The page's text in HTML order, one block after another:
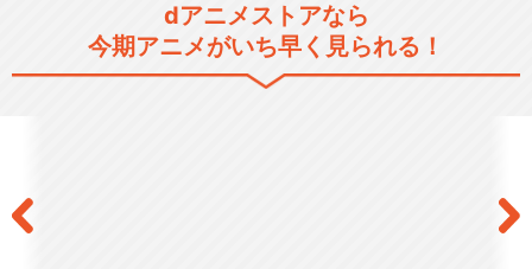
dアニメストアなら
今期アニメがいち早く見られる！